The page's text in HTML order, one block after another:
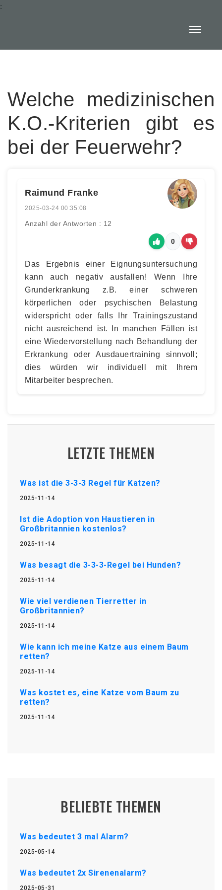
:
Welche medizinischen
K.O.-Kriterien gibt es
bei der Feuerwehr?
Raimund Franke
2025-03-24 00:35:08
Anzahl der Antworten : 12
0
Das Ergebnis einer Eignungsuntersuchung
kann auch negativ ausfallen! Wenn Ihre
Grunderkrankung z.B. einer schweren
körperlichen oder psychischen Belastung
widerspricht oder falls Ihr Trainingszustand
nicht ausreichend ist. In manchen Fällen ist
eine Wiedervorstellung nach Behandlung der
Erkrankung oder Ausdauertraining sinnvoll;
dies würden wir individuell mit Ihrem
Mitarbeiter besprechen.
LETZTE THEMEN
Was ist die 3-3-3 Regel für Katzen?
2025-11-14
Ist die Adoption von Haustieren in
Großbritannien kostenlos?
2025-11-14
Was besagt die 3-3-3-Regel bei Hunden?
2025-11-14
Wie viel verdienen Tierretter in
Großbritannien?
2025-11-14
Wie kann ich meine Katze aus einem Baum
retten?
2025-11-14
Was kostet es, eine Katze vom Baum zu
retten?
2025-11-14
BELIEBTE THEMEN
Was bedeutet 3 mal Alarm?
2025-05-14
Was bedeutet 2x Sirenenalarm?
2025-05-31